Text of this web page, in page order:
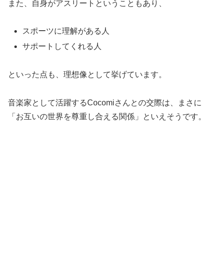
また、自身がアスリートということもあり、
スポーツに理解がある人
サポートしてくれる人
といった点も、理想像として挙げています。
音楽家として活躍するCocomiさんとの交際は、まさに
「お互いの世界を尊重し合える関係」といえそうです。